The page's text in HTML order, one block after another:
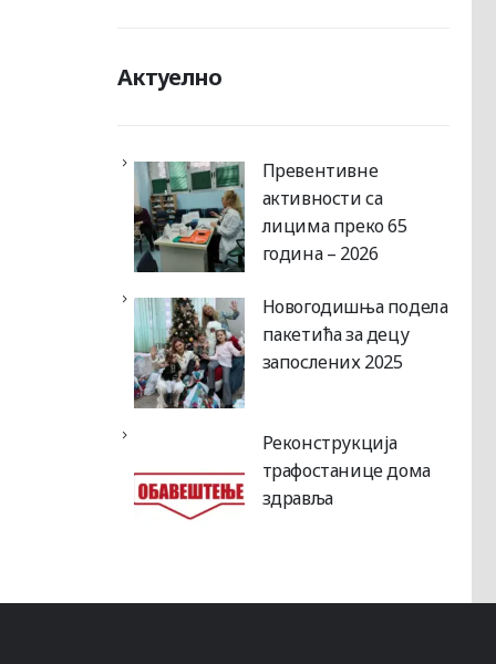
Актуелно
Превентивне
активности са
лицима преко 65
година – 2026
Новогодишња подела
пакетића за децу
запослених 2025
Реконструкција
трафостанице дома
здравља